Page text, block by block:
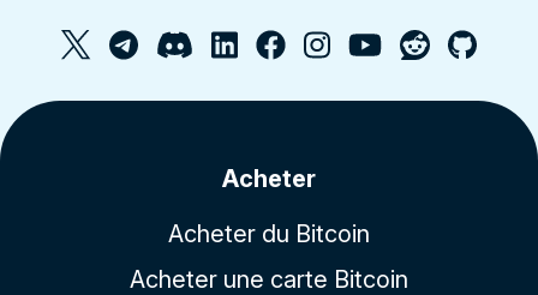
Acheter
Acheter du Bitcoin
Acheter une carte Bitcoin